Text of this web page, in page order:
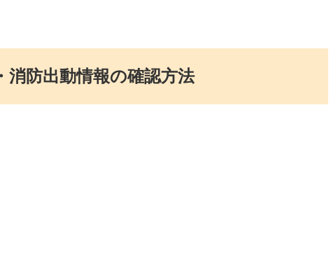
消防出動情報の確認方法